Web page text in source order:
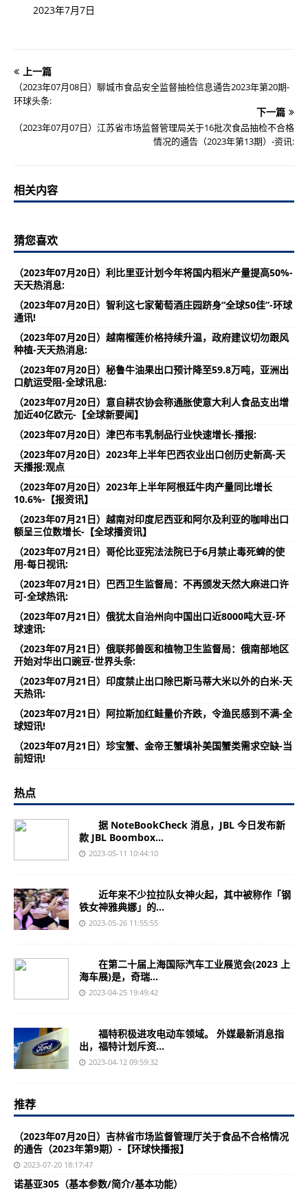
2023年7月7日
上一篇
（2023年07月08日）聊城市食品安全监督抽检信息通告2023年第20期-
环球头条:
下一篇
（2023年07月07日）江苏省市场监督管理局关于16批次食品抽检不合格
情况的通告（2023年第13期）-资讯:
相关内容
猜您喜欢
（2023年07月20日）利比里亚计划今年将国内稻米产量提高50%-
天天热消息:
（2023年07月20日）智利这七家葡萄酒庄园跻身“全球50佳”-环球
通讯!
（2023年07月20日）越南榴莲价格持续升温，政府建议切勿跟风
种植-天天热消息:
（2023年07月20日）秘鲁牛油果出口预计降至59.8万吨，亚洲出
口航运受阻-全球讯息:
（2023年07月20日）意自耕农协会称通胀使意大利人食品支出增
加近40亿欧元-【全球新要闻】
（2023年07月20日）津巴布韦乳制品行业快速增长-播报:
（2023年07月20日）2023年上半年巴西农业出口创历史新高-天
天播报:观点
（2023年07月20日）2023年上半年阿根廷牛肉产量同比增长
10.6%-【报资讯】
（2023年07月21日）越南对印度尼西亚和阿尔及利亚的咖啡出口
额呈三位数增长-【全球播资讯】
（2023年07月21日）哥伦比亚宪法法院已于6月禁止毒死蜱的使
用-每日视讯:
（2023年07月21日）巴西卫生监督局：不再颁发天然大麻进口许
可-全球热讯:
（2023年07月21日）俄犹太自治州向中国出口近8000吨大豆-环
球速讯:
（2023年07月21日）俄联邦兽医和植物卫生监督局：俄南部地区
开始对华出口豌豆-世界头条:
（2023年07月21日）印度禁止出口除巴斯马蒂大米以外的白米-天
天热讯:
（2023年07月21日）阿拉斯加红鲑量价齐跌，令渔民感到不满-全
球短讯!
（2023年07月21日）珍宝蟹、金帝王蟹填补美国蟹类需求空缺-当
前短讯!
热点
据 NoteBookCheck 消息，JBL 今日发布新
款 JBL Boombox...
2023-05-11 10:44:10
近年来不少拉拉队女神火起，其中被称作「钢
铁女神雅典娜」的...
2023-05-26 11:55:55
在第二十届上海国际汽车工业展览会(2023 上
海车展)是，奇瑞...
2023-04-25 19:49:42
福特积极进攻电动车领域。 外媒最新消息指
出，福特计划斥资...
2023-04-12 09:59:32
推荐
（2023年07月20日）吉林省市场监督管理厅关于食品不合格情况
的通告（2023年第9期）-【环球快播报】
2023-07-20 18:17:47
诺基亚305（基本参数/简介/基本功能）